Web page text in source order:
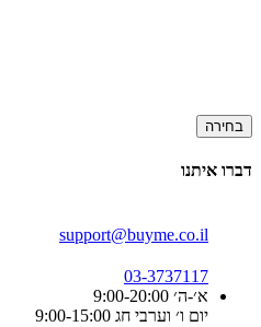
בחירה
דברו איתנו
support@buyme.co.il
03-3737117
א׳-ה׳ 9:00-20:00
יום ו׳ וערבי חג 9:00-15:00